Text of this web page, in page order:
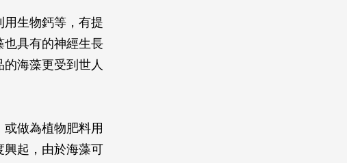
生物鈣等，有提
也具有的神經生長
海藻更受到世人
做為植物肥料用
興起，由於海藻可